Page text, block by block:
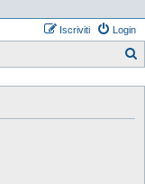
Login
Iscriviti